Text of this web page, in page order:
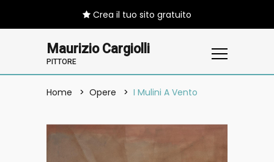
Crea il tuo sito gratuito
Maurizio Cargiolli
PITTORE
Home Opere I Mulini A Vento